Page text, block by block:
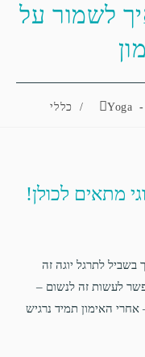
לשמור על
Yoga
/ כללי
מתאים לכולן!
לתרגל יוגה זה
לעשות זה לנשום –
אחרי האימון תמיד נרגיש